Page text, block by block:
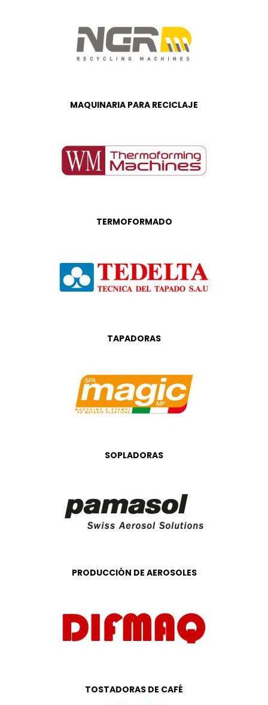
MAQUINARIA PARA RECICLAJE
TERMOFORMADO
TAPADORAS
SOPLADORAS
PRODUCCIÓN DE AEROSOLES
TOSTADORAS DE CAFÉ